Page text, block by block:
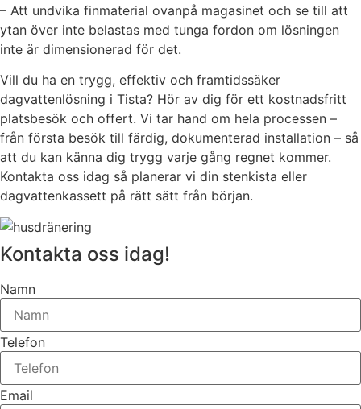
– Att undvika finmaterial ovanpå magasinet och se till att
ytan över inte belastas med tunga fordon om lösningen
inte är dimensionerad för det.
Vill du ha en trygg, effektiv och framtidssäker
dagvattenlösning i Tista? Hör av dig för ett kostnadsfritt
platsbesök och offert. Vi tar hand om hela processen –
från första besök till färdig, dokumenterad installation – så
att du kan känna dig trygg varje gång regnet kommer.
Kontakta oss idag så planerar vi din stenkista eller
dagvattenkassett på rätt sätt från början.
Kontakta oss idag!
Namn
Telefon
Email